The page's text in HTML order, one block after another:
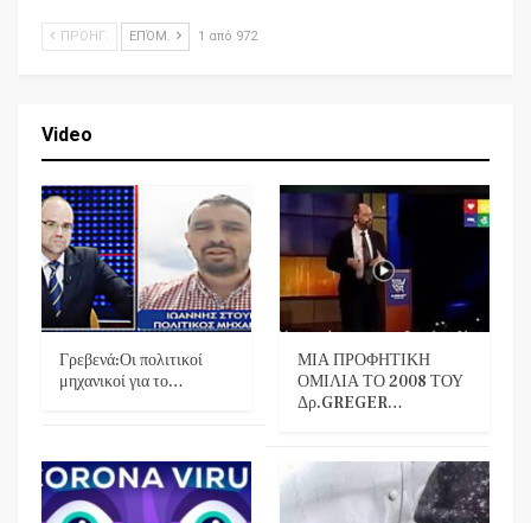
ΠΡΟΗΓ. ΕΠΌΜ. 1 από 972
Video
Γρεβενά:Οι πολιτικοί
μηχανικοί για το…
ΜΙΑ ΠΡΟΦΗΤΙΚΗ
ΟΜΙΛΙΑ ΤΟ 2008 ΤΟΥ
Δρ.GREGER…